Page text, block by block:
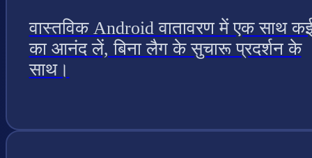
वास्तविक Android वातावरण में एक साथ
का आनंद लें, बिना लैग के सुचारू प्रदर्शन के
साथ।